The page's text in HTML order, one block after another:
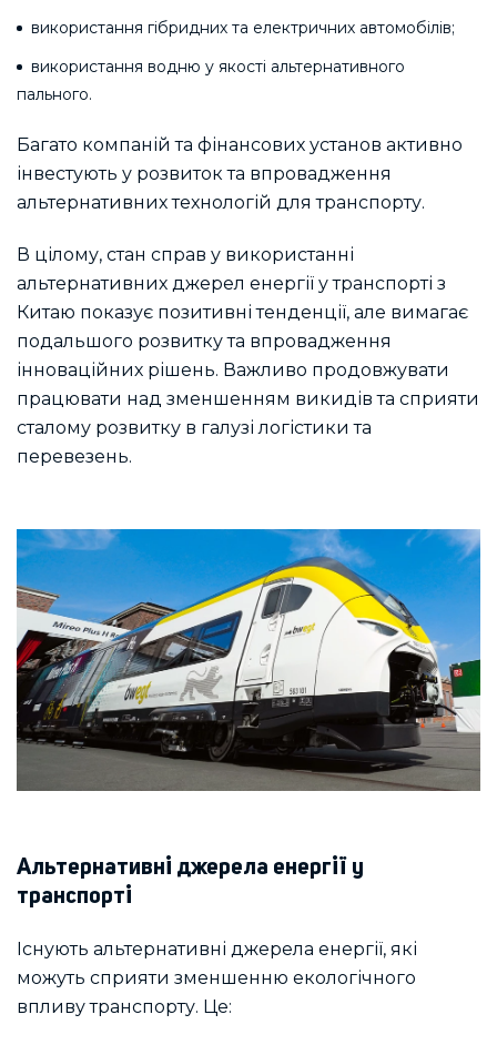
використання гібридних та електричних автомобілів;
використання водню у якості альтернативного
пального.
Багато компаній та фінансових установ активно
інвестують у розвиток та впровадження
альтернативних технологій для транспорту.
В цілому, стан справ у використанні
альтернативних джерел енергії у транспорті з
Китаю показує позитивні тенденції, але вимагає
подальшого розвитку та впровадження
інноваційних рішень. Важливо продовжувати
працювати над зменшенням викидів та сприяти
сталому розвитку в галузі логістики та
перевезень.
Альтернативні джерела енергії у
транспорті
Існують альтернативні джерела енергії, які
можуть сприяти зменшенню екологічного
впливу транспорту. Це: